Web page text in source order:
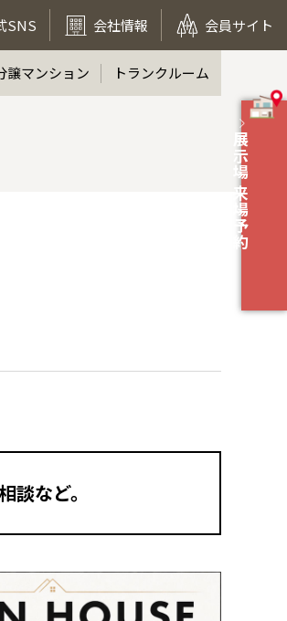
SNS 会社情報 会員サイト
展示場 来場予約
譲マンション トランクルーム
など。